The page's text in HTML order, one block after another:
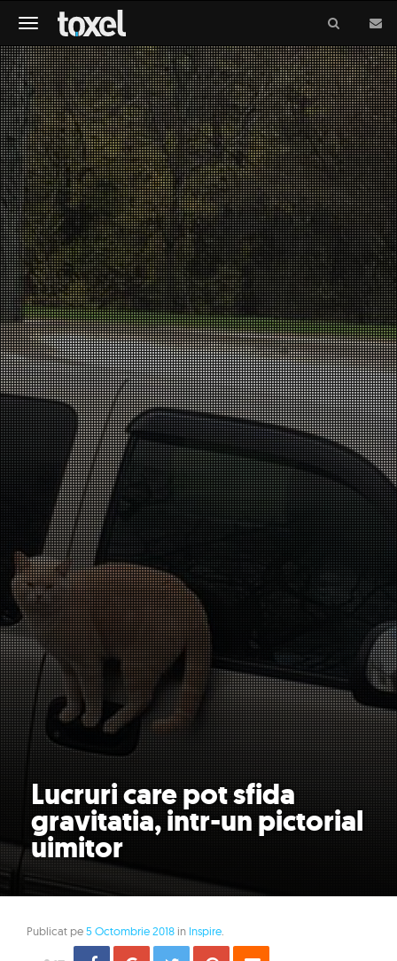
Meniu
Lucruri care pot sfida
gravitatia, intr-un pictorial
uimitor
Publicat pe5 Octombrie 2018 in Inspire